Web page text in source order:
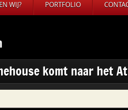
WIJ? PORTFOLIO
komt naar het